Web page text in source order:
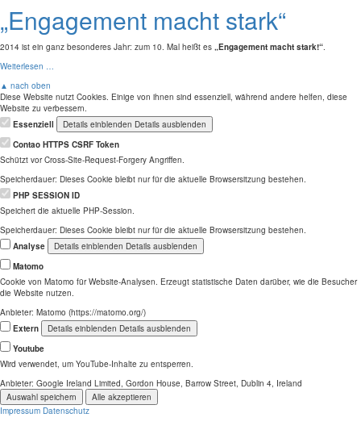
„Engagement macht stark“
2014 ist ein ganz besonderes Jahr: zum 10. Mal heißt es „Engagement macht stark!“.
Weiterlesen …
▲ nach oben
Diese Website nutzt Cookies. Einige von ihnen sind essenziell, während andere helfen, diese
Website zu verbessern.
Essenziell
Details einblenden Details ausblenden
Contao HTTPS CSRF Token
Schützt vor Cross-Site-Request-Forgery Angriffen.
Speicherdauer: Dieses Cookie bleibt nur für die aktuelle Browsersitzung bestehen.
PHP SESSION ID
Speichert die aktuelle PHP-Session.
Speicherdauer: Dieses Cookie bleibt nur für die aktuelle Browsersitzung bestehen.
Analyse
Details einblenden Details ausblenden
Matomo
Cookie von Matomo für Website-Analysen. Erzeugt statistische Daten darüber, wie die Besucher
die Website nutzen.
Anbieter: Matomo (https://matomo.org/)
Extern
Details einblenden Details ausblenden
Youtube
Wird verwendet, um YouTube-Inhalte zu entsperren.
Anbieter: Google Ireland Limited, Gordon House, Barrow Street, Dublin 4, Ireland
Auswahl speichern
Alle akzeptieren
Impressum Datenschutz